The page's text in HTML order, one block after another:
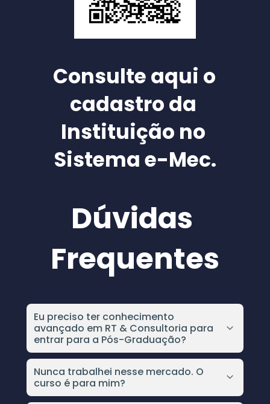
Consulte aqui o
cadastro da
Instituição no
Sistema e-Mec.
Dúvidas
Frequentes
Eu preciso ter conhecimento
avançado em RT & Consultoria para
entrar para a Pós-Graduação?
Absolutamente não. A Pós vai te tirar do
absoluto zero e levar até o nível mais avançado
dentro da RT & Consultoria de Alimentos, você
precisa estar finalizando ou formada na sua
Nunca trabalhei nesse mercado. O
curso é para mim?